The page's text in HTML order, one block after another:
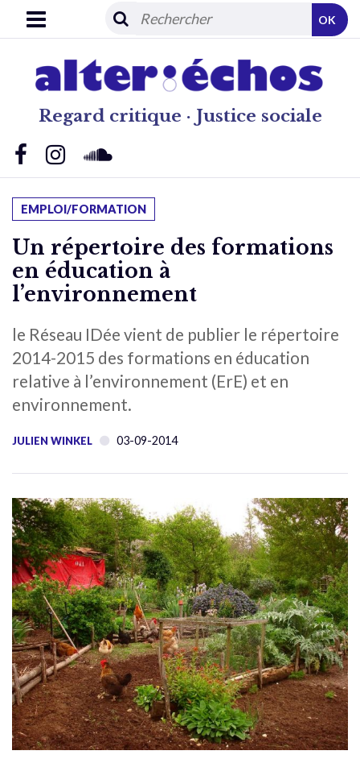
Regard critique · Justice sociale
OK
EMPLOI/FORMATION
Un répertoire des formations
en éducation à
l’environnement
le Réseau IDée vient de publier le répertoire
2014-2015 des formations en éducation
relative à l’environnement (ErE) et en
environnement.
JULIEN WINKEL 03-09-2014